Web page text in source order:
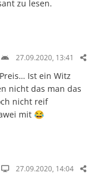
zu lesen.
27.09.2020, 13:41
Ist ein Witz
nicht das man das
nicht reif
mit 😂
27.09.2020, 14:04